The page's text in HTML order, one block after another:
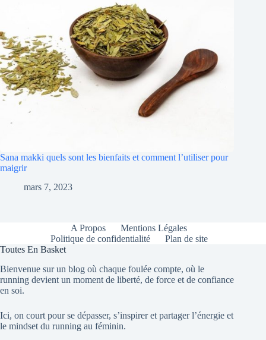
Sana makki quels sont les bienfaits et comment l’utiliser pour
maigrir
mars 7, 2023
A Propos
Mentions Légales
Politique de confidentialité
Plan de site
Toutes En Basket
Bienvenue sur un blog où chaque foulée compte, où le
running devient un moment de liberté, de force et de confiance
en soi.
Ici, on court pour se dépasser, s’inspirer et partager l’énergie et
le mindset du running au féminin.